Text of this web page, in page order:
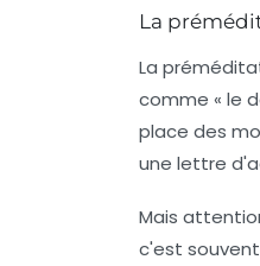
La
La
comme « le
place des
une lettre
Mais
c'est